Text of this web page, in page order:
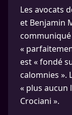
Les avocats
et Benjamin
«
est « fondé
calomnies ».
« plus aucun
Crociani ».